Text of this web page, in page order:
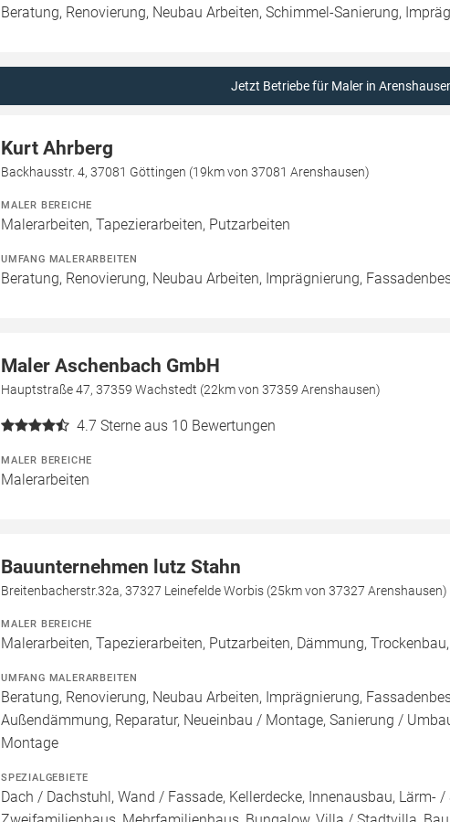
Beratung, Renovierung, Neubau Arbeiten, Schimmel-Sanierung,
Jetzt Betriebe für Maler in
Kurt Ahrberg
Backhausstr. 4, 37081 Göttingen (19km von 37081 Arenshausen)
MALER BEREICHE
Malerarbeiten, Tapezierarbeiten, Putzarbeiten
UMFANG MALERARBEITEN
Beratung, Renovierung, Neubau Arbeiten, Imprägnierung,
Maler Aschenbach GmbH
Hauptstraße 47, 37359 Wachstedt (22km von 37359 Arenshausen)
4.7 Sterne aus 10 Bewertungen
MALER BEREICHE
Malerarbeiten
Bauunternehmen lutz Stahn
Breitenbacherstr.32a, 37327 Leinefelde Worbis (25km von 37327 Arenshausen)
MALER BEREICHE
Malerarbeiten, Tapezierarbeiten, Putzarbeiten, Dämmung,
UMFANG MALERARBEITEN
Beratung, Renovierung, Neubau Arbeiten, Imprägnierung,
Außendämmung, Reparatur, Neueinbau / Montage, Sanierung /
Montage
SPEZIALGEBIETE
Dach / Dachstuhl, Wand / Fassade, Kellerdecke, Innenausbau,